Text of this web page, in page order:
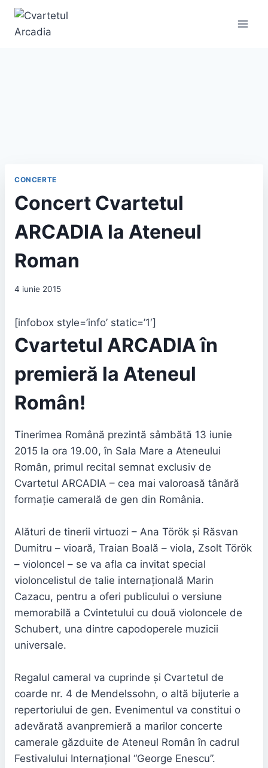
CONCERTE
Concert Cvartetul
ARCADIA la Ateneul
Roman
4 iunie 2015
[infobox style=’info’ static=’1′]
Cvartetul ARCADIA în
premieră la Ateneul
Român!
Tinerimea Română prezintă sâmbătă 13 iunie
2015 la ora 19.00, în Sala Mare a Ateneului
Român, primul recital semnat exclusiv de
Cvartetul ARCADIA – cea mai valoroasă tânără
formație camerală de gen din România.
Alături de tinerii virtuozi – Ana Török şi Răsvan
Dumitru – vioară, Traian Boală – viola, Zsolt Török
– violoncel – se va afla ca invitat special
violoncelistul de talie internațională Marin
Cazacu, pentru a oferi publicului o versiune
memorabilă a Cvintetului cu două violoncele de
Schubert, una dintre capodoperele muzicii
universale.
Regalul cameral va cuprinde și Cvartetul de
coarde nr. 4 de Mendelssohn, o altă bijuterie a
repertoriului de gen. Evenimentul va constitui o
adevărată avanpremieră a marilor concerte
camerale găzduite de Ateneul Român în cadrul
Festivalului Internațional “George Enescu”.